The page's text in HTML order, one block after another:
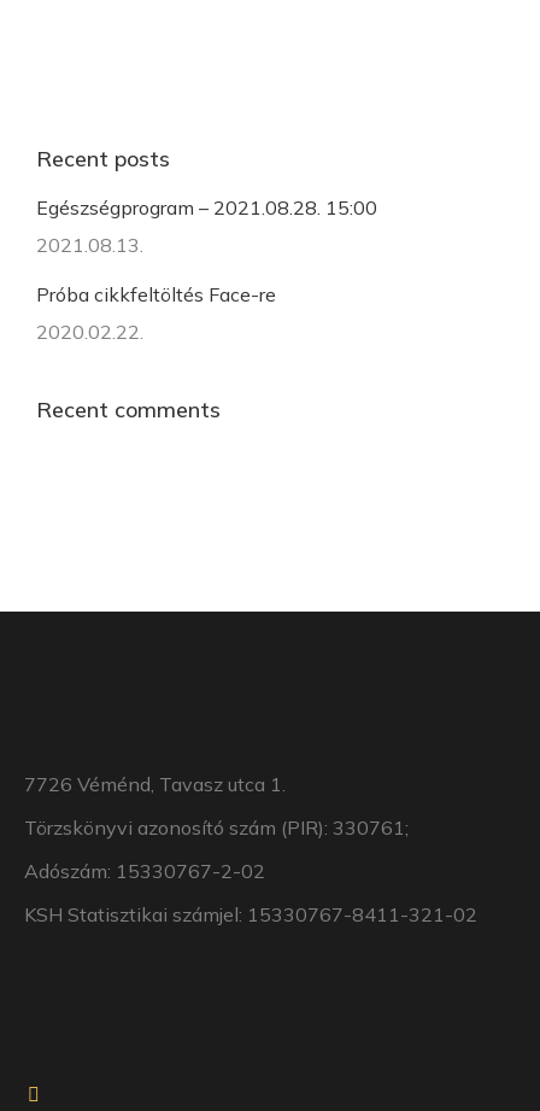
Recent posts
Egészségprogram – 2021.08.28. 15:00
2021.08.13.
Próba cikkfeltöltés Face-re
2020.02.22.
Recent comments
7726 Véménd, Tavasz utca 1.
Törzskönyvi azonosító szám (PIR): 330761;
Adószám: 15330767-2-02
KSH Statisztikai számjel: 15330767-8411-321-02